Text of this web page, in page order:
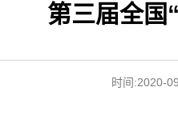
第三届全国
时间:2020-